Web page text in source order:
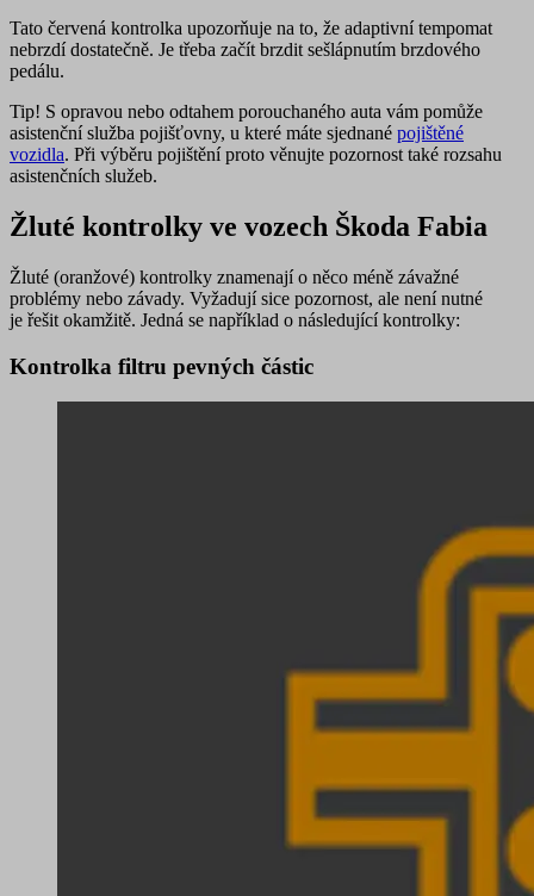
Tato červená kontrolka upozorňuje na to, že adaptivní tempomat
nebrzdí dostatečně. Je třeba začít brzdit sešlápnutím brzdového
pedálu.
Tip! S opravou nebo odtahem porouchaného auta vám pomůže
asistenční služba pojišťovny, u které máte sjednané pojištěné
vozidla. Při výběru pojištění proto věnujte pozornost také rozsahu
asistenčních služeb.
Žluté kontrolky ve vozech Škoda Fabia
Žluté (oranžové) kontrolky znamenají o něco méně závažné
problémy nebo závady. Vyžadují sice pozornost, ale není nutné
je řešit okamžitě. Jedná se například o následující kontrolky:
Kontrolka filtru pevných částic